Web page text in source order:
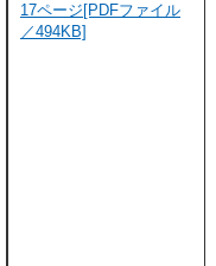
17ページ[PDFファイル
／494KB]